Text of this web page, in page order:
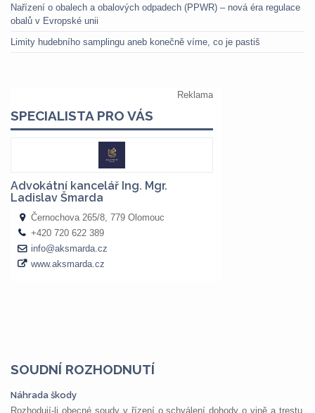
Nařízení o obalech a obalových odpadech (PPWR) – nová éra regulace
obalů v Evropské unii
Limity hudebního samplingu aneb konečně víme, co je pastiš
SOUDNÍ ROZHODNUTÍ
Náhrada škody
Rozhodují-li obecné soudy v řízení o schválení dohody o vině a trestu